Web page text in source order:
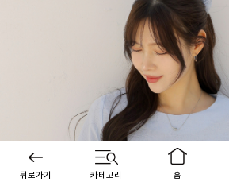
뒤로가기 카테고리 홈